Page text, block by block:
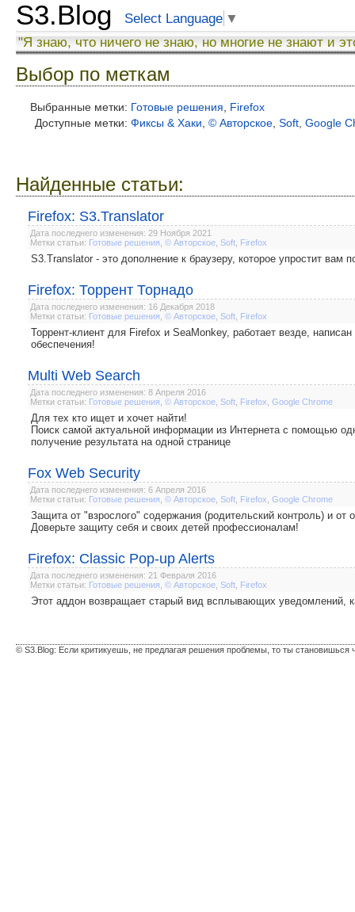
S3.Blog Select Language ▼
"Я знаю, что ничего не знаю, но многие не знают и
Выбор по меткам
Выбранные метки: Готовые решения
Firefox
Доступные метки: Фиксы & Хаки © Авторское Soft Google
Найденные статьи:
Firefox: S3.Translator
Дата последнего изменения: 29 Ноября 2021
Метки статьи: Готовые решения © Авторское Soft Firefox
S3.Translator - это дополнение к браузеру, которое упростит вам
Firefox: Торрент Торнадо
Дата последнего изменения: 16 Декабря 2018
Метки статьи: Готовые решения © Авторское Soft Firefox
Торрент-клиент для Firefox и SeaMonkey, работает везде,
обеспечения!
Multi Web Search
Дата последнего изменения: 8 Апреля 2016
Метки статьи: Готовые решения © Авторское Soft Firefox Google Chrome
Для тех кто ищет и хочет найти!
Поиск самой актуальной информации из Интернета с помощью
получение результата на одной странице
Fox Web Security
Дата последнего изменения: 6 Апреля 2016
Метки статьи: Готовые решения © Авторское Soft Firefox Google Chrome
Защита от "взрослого" содержания (родительский контроль) и от
Доверьте защиту себя и своих детей профессионалам!
Firefox: Classic Pop-up Alerts
Дата последнего изменения: 21 Февраля 2016
Метки статьи: Готовые решения © Авторское Soft Firefox
Этот аддон возвращает старый вид всплывающих уведомлений,
© S3.Blog: Если критикуешь, не предлагая решения проблемы, то ты становишься